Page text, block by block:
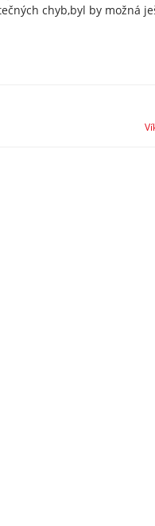
chyb,byl by možná